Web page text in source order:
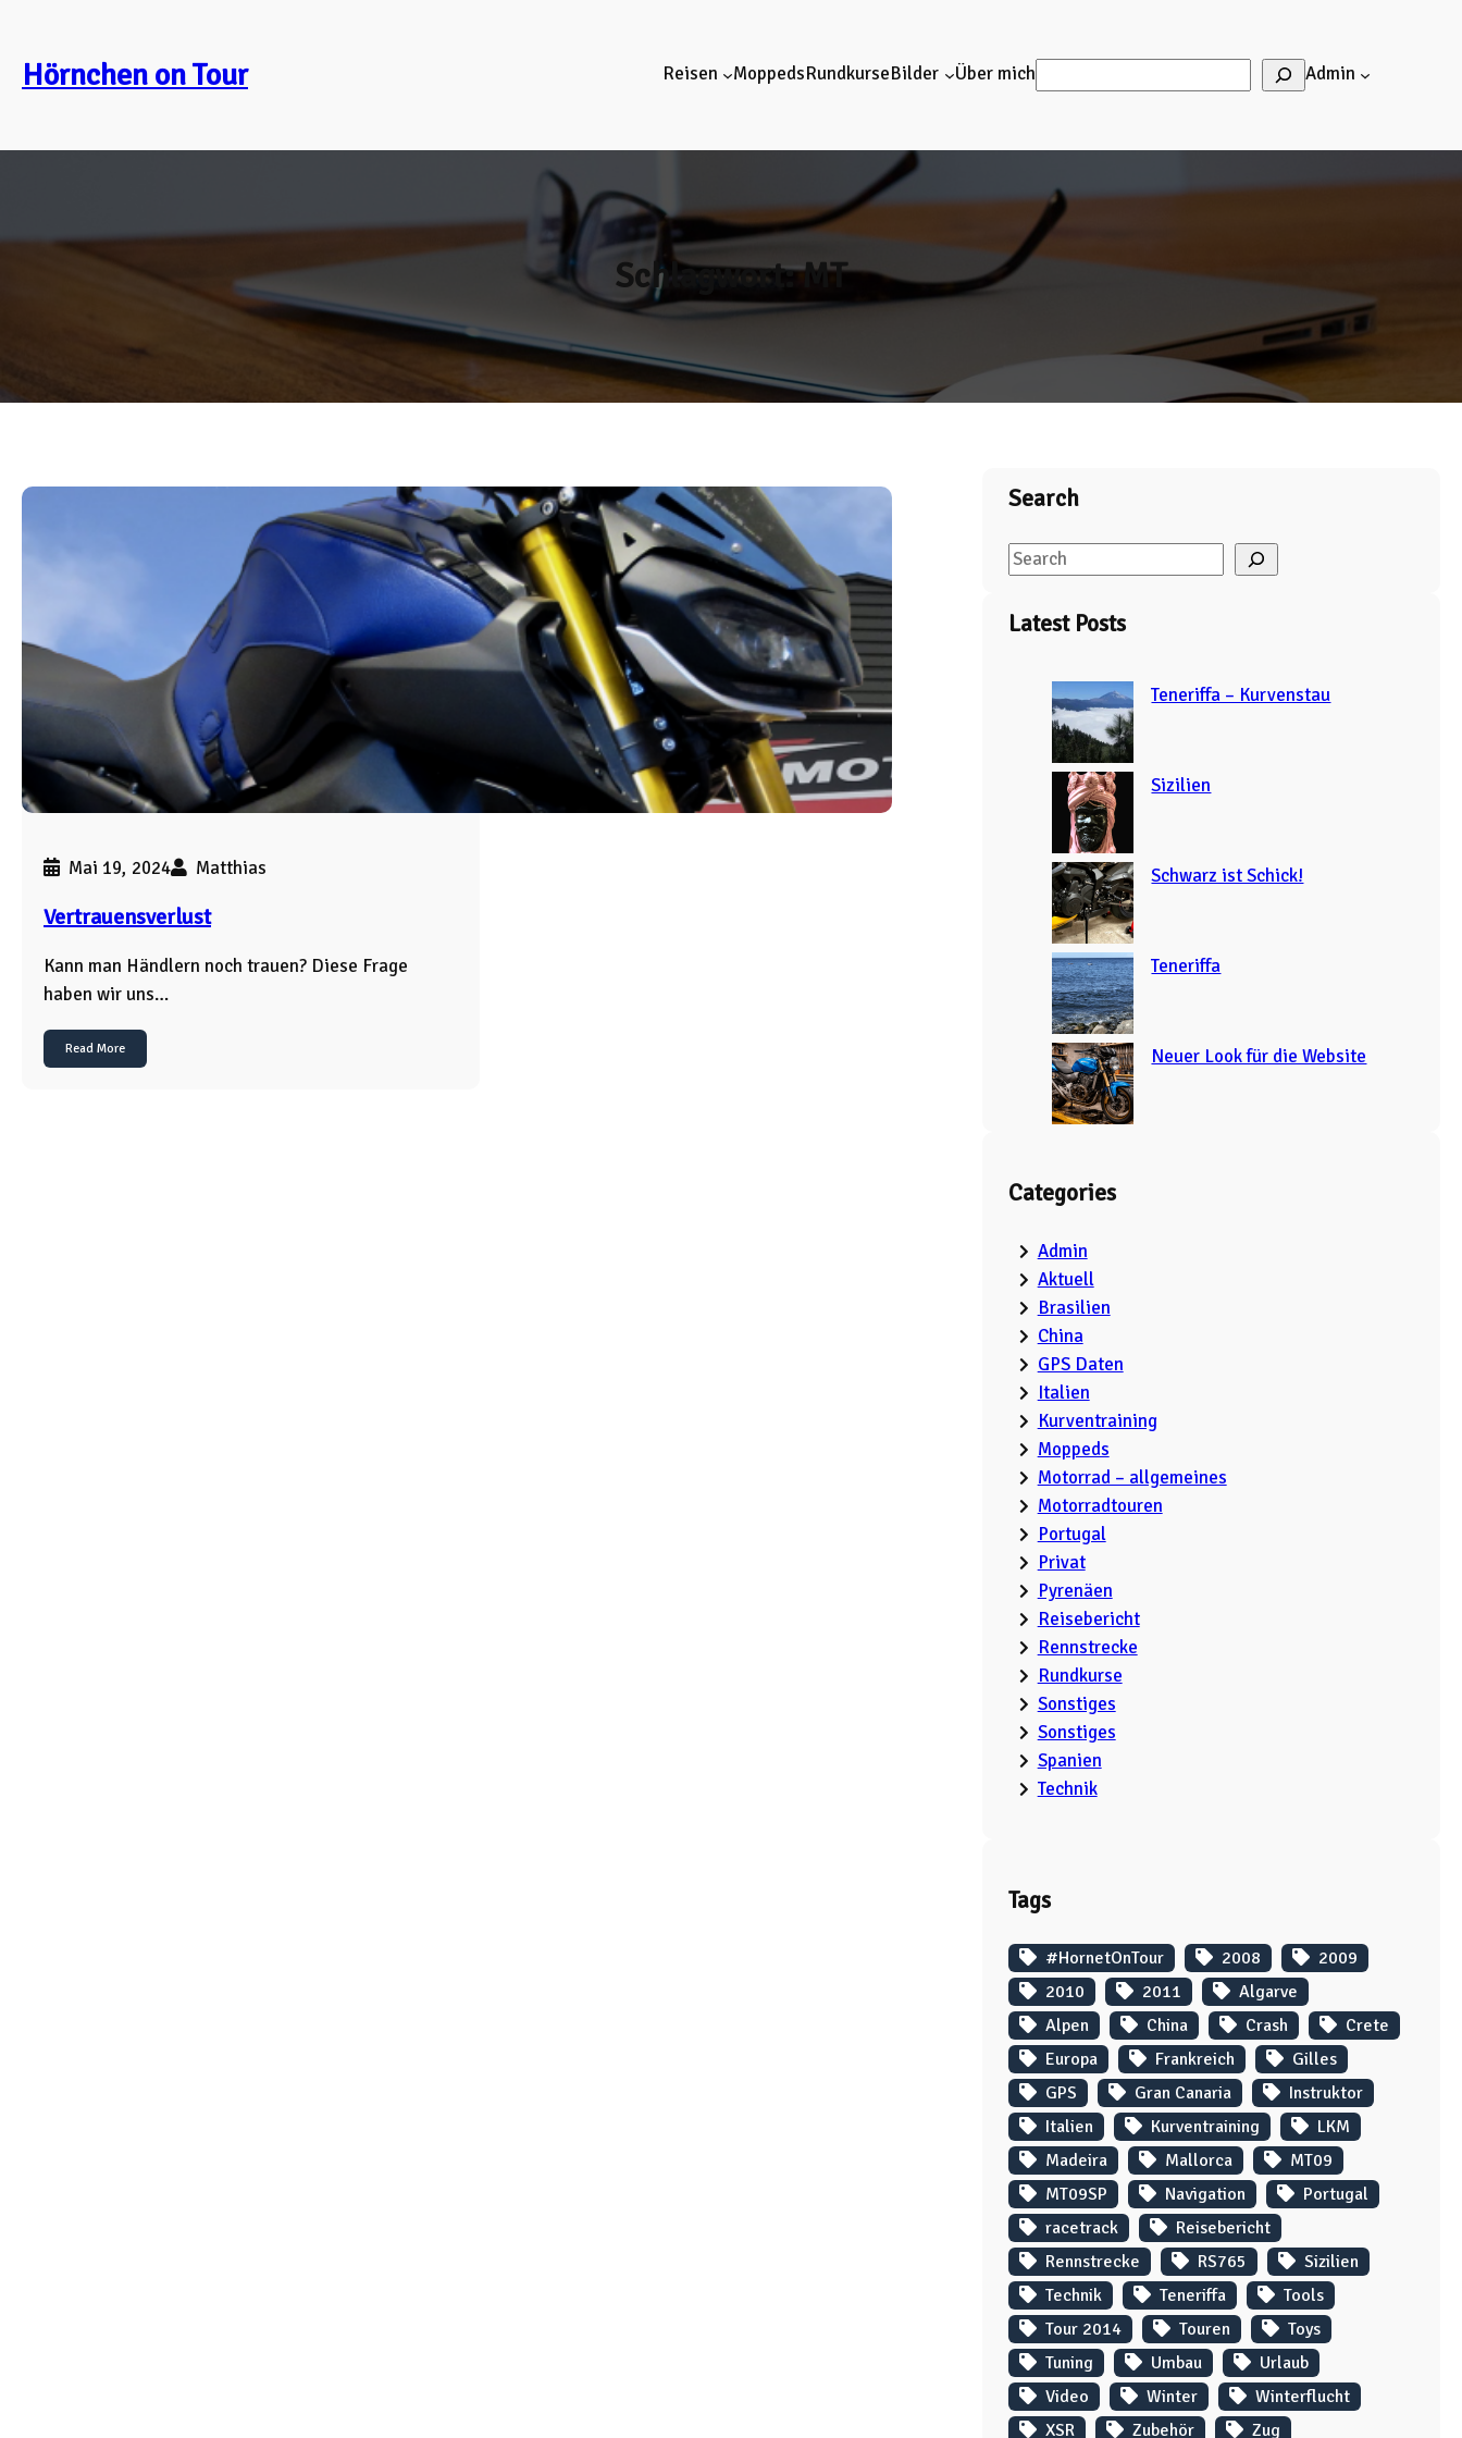
springen
Hörnchen on Tour Reisen MoppedsRundkurseBilder Über michSuchen Admin
Schlagwort:MT
Mai 19, 2024 Matthias
Vertrauensverlust
Kann man Händlern noch trauen? Diese Frage
haben wir uns…
Read More
Search
S
aLatest Posts
Teneriffa – Kurvenstau
Sizilien
Schwarz ist Schick!
Teneriffa
Neuer Look für die Website
Categories
Admin
Aktuell
Brasilien
China
GPS Daten
Italien
Kurventraining
Moppeds
Motorrad – allgemeines
Motorradtouren
Portugal
Privat
Pyrenäen
Reisebericht
Rennstrecke
Rundkurse
Sonstiges
Sonstiges
Spanien
Technik
Tags
#HornetOnTour 2008
2009
2010
2011
Algarve
Alpen
China Crash
Crete
Europa
Frankreich
Gilles
GPS
Gran Canaria
Instruktor
Italien
Kurventraining
LKM
Madeira
Mallorca
MT09
MT09SP
Navigation
Portugal
racetrack
Reisebericht
Rennstrecke
RS765
Sizilien
Technik
Teneriffa
Tools
Tour 2014
Touren
Toys
Tuning
Umbau
Urlaub
Video
Winter
Winterflucht
XSR
Zubehör Zug